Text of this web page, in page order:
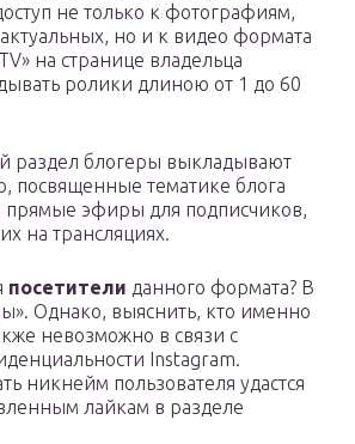
не только к фотографиям,
но и к видео формата
на странице владельца
ролики длиною от 1 до 60
раздел блогеры выкладывают
посвященные тематике блога
прямые эфиры для подписчиков,
на трансляциях.
посетители данного формата? В
Однако, выяснить, кто именно
невозможно в связи с
Instagram.
никнейм пользователя удастся
лайкам в разделе